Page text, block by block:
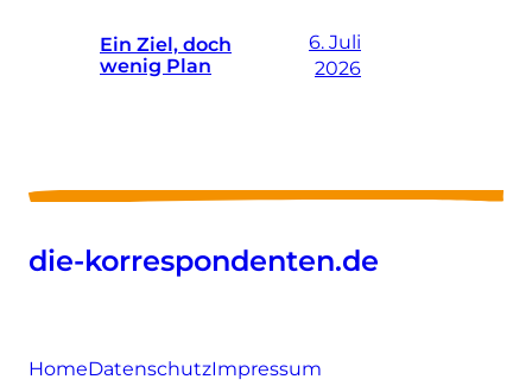
Ein Ziel, doch
wenig Plan
6. Juli
2026
die-korrespondenten.de
HomeDatenschutzImpressum